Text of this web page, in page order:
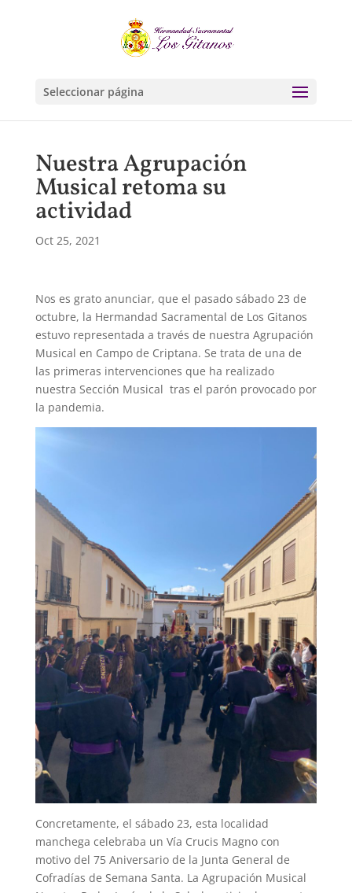
Seleccionar página
Nuestra Agrupación
Musical retoma su
actividad
Oct 25, 2021
Nos es grato anunciar, que el pasado sábado 23 de
octubre, la Hermandad Sacramental de Los Gitanos
estuvo representada a través de nuestra Agrupación
Musical en Campo de Criptana. Se trata de una de
las primeras intervenciones que ha realizado
nuestra Sección Musical tras el parón provocado por
la pandemia.
Concretamente, el sábado 23, esta localidad
manchega celebraba un Vía Crucis Magno con
motivo del 75 Aniversario de la Junta General de
Cofradías de Semana Santa. La Agrupación Musical